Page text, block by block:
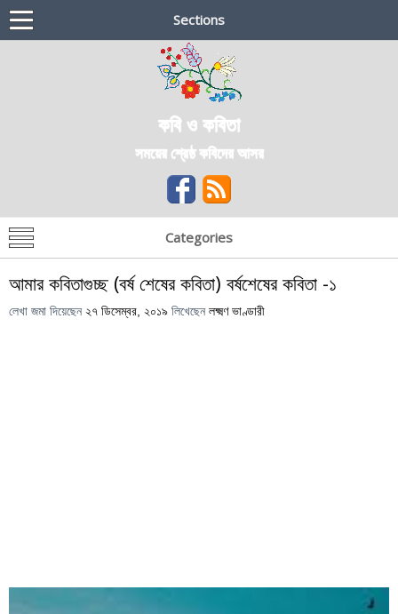
Sections
কবি ও কবিতা
সময়ের শ্রেষ্ঠ কবিদের আসর
Categories
আমার কবিতাগুচ্ছ (বর্ষ শেষের কবিতা) বর্ষশেষের কবিতা -১
লেখা জমা দিয়েছেন ২৭ ডিসেম্বর, ২০১৯ লিখেছেন লক্ষ্মণ ভাণ্ডারী